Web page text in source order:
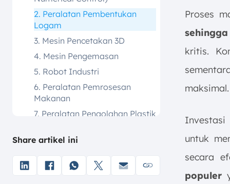
2. Peralatan Pembentukan
Logam
3. Mesin Pencetakan 3D
4. Mesin Pengemasan
5. Robot Industri
6. Peralatan Pemrosesan
Makanan
7. Peralatan Pengolahan Plastik
dalam Operasional Manufaktur
Tingkatkan Efisiensi Produksi
dengan Software Manufaktur
ScaleOcean
Share artikel ini
Proses
kritis.
maksimal.
untuk
secara
populer